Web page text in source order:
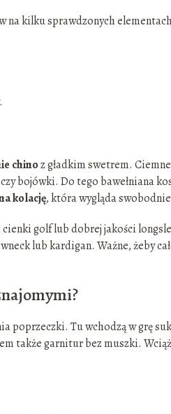
na kilku sprawdzonych
chinoz gładkim swetrem.
bojówki. Do tego bawełniana
kolację, która wygląda
golf lub dobrej jakości
lub kardigan. Ważne, żeby
poprzeczki. Tu wchodzą w grę
także garnitur bez muszki.